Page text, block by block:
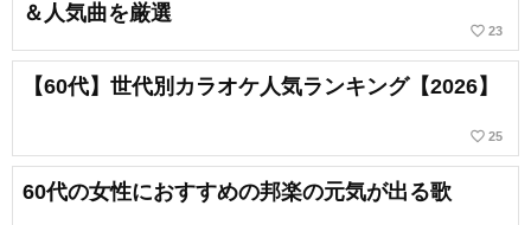
＆人気曲を厳選
favorite_border 23
【60代】世代別カラオケ人気ランキング【2026】
favorite_border 25
60代の女性におすすめの邦楽の元気が出る歌